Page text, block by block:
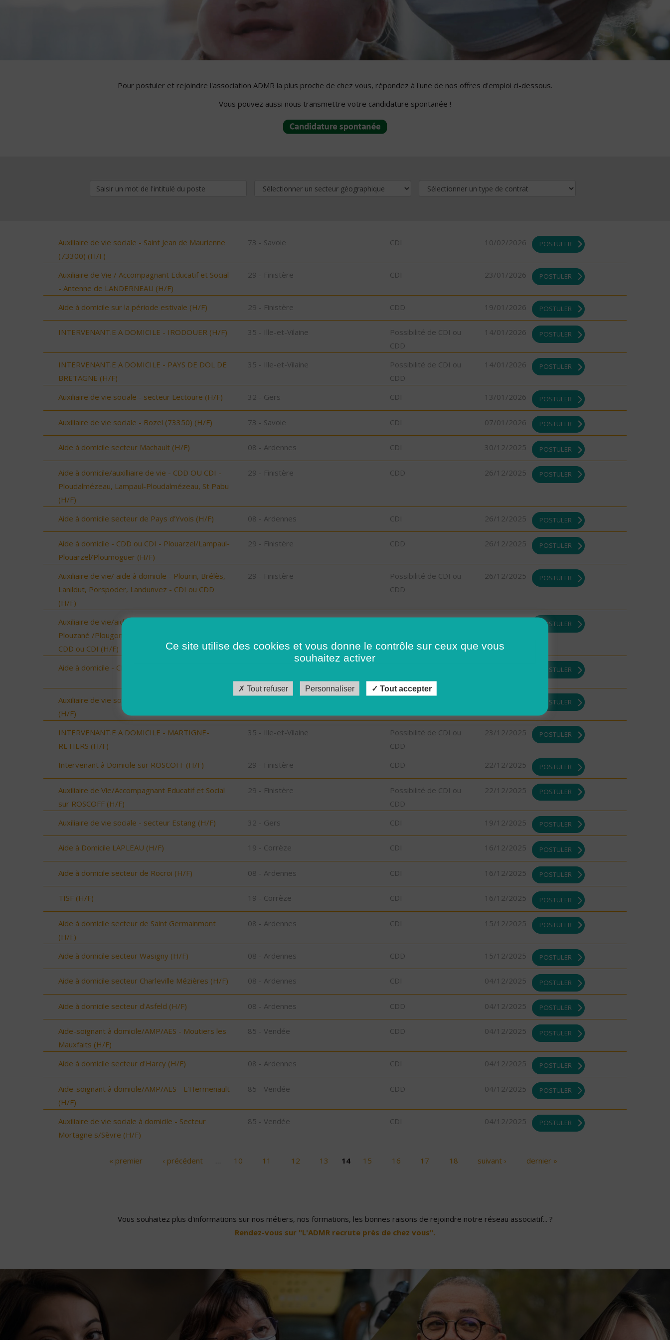
Pour postuler et rejoindre l'association ADMR la plus proche de chez vous, répondez à l'une de nos offres d'emploi ci-dessous.
Vous pouvez aussi nous transmettre votre candidature spontanée !
Auxiliaire de vie sociale - Saint Jean de Maurienne
(73300) (H/F)
73 - Savoie CDI 10/02/2026 POSTULER
Auxiliaire de Vie / Accompagnant Educatif et Social
- Antenne de LANDERNEAU (H/F)
29 - Finistère CDI 23/01/2026 POSTULER
Aide à domicile sur la période estivale (H/F) 29 - Finistère CDD 19/01/2026 POSTULER
INTERVENANT.E A DOMICILE - IRODOUER (H/F) 35 - Ille-et-Vilaine
Possibilité de CDI ou
CDD
14/01/2026 POSTULER
INTERVENANT.E A DOMICILE - PAYS DE DOL DE
BRETAGNE (H/F)
35 - Ille-et-Vilaine
Possibilité de CDI ou
CDD
14/01/2026 POSTULER
Auxiliaire de vie sociale - secteur Lectoure (H/F) 32 - Gers CDI 13/01/2026 POSTULER
Auxiliaire de vie sociale - Bozel (73350) (H/F) 73 - Savoie CDI 07/01/2026 POSTULER
Aide à domicile secteur Machault (H/F) 08 - Ardennes CDI 30/12/2025 POSTULER
Aide à domicile/auxilliaire de vie - CDD OU CDI -
Ploudalmézeau, Lampaul-Ploudalmézeau, St Pabu
(H/F)
29 - Finistère CDD 26/12/2025 POSTULER
Aide à domicile secteur de Pays d'Yvois (H/F) 08 - Ardennes CDI 26/12/2025 POSTULER
Aide à domicile - CDD ou CDI - Plouarzel/Lampaul-
Plouarzel/Ploumoguer (H/F)
29 - Finistère CDD 26/12/2025 POSTULER
Auxiliaire de vie/ aide à domicile - Plourin, Brélès,
Lanildut, Porspoder, Landunvez - CDI ou CDD
(H/F)
29 - Finistère
Possibilité de CDI ou
CDD
26/12/2025 POSTULER
Auxiliaire de vie/aide à domicile - Locmaria-
Plouzané /Plougonvelin/Le Conquet/Trébabu -
CDD ou CDI (H/F)
POSTULER
Aide à domicile - CDD ou CDI - St Renan (H/F)
CDD
POSTULER
Auxiliaire de vie sociale - secteur Vic-Fezensac
(H/F)
POSTULER
INTERVENANT.E A DOMICILE - MARTIGNE-
RETIERS (H/F)
35 - Ille-et-Vilaine
Possibilité de CDI ou
CDD
23/12/2025 POSTULER
Intervenant à Domicile sur ROSCOFF (H/F) 29 - Finistère CDD 22/12/2025 POSTULER
Auxiliaire de Vie/Accompagnant Educatif et Social
sur ROSCOFF (H/F)
29 - Finistère
Possibilité de CDI ou
CDD
22/12/2025 POSTULER
Auxiliaire de vie sociale - secteur Estang (H/F) 32 - Gers CDI 19/12/2025 POSTULER
Aide à Domicile LAPLEAU (H/F) 19 - Corrèze CDI 16/12/2025 POSTULER
Aide à domicile secteur de Rocroi (H/F) 08 - Ardennes CDI 16/12/2025 POSTULER
TISF (H/F) 19 - Corrèze CDI 16/12/2025 POSTULER
Aide à domicile secteur de Saint Germainmont
(H/F)
08 - Ardennes CDI 15/12/2025 POSTULER
Aide à domicile secteur Wasigny (H/F) 08 - Ardennes CDD 15/12/2025 POSTULER
Aide à domicile secteur Charleville Mézières (H/F) 08 - Ardennes CDI 04/12/2025 POSTULER
Aide à domicile secteur d'Asfeld (H/F) 08 - Ardennes CDD 04/12/2025 POSTULER
Aide-soignant à domicile/AMP/AES - Moutiers les
Mauxfaits (H/F)
85 - Vendée CDD 04/12/2025 POSTULER
Aide à domicile secteur d'Harcy (H/F) 08 - Ardennes CDI 04/12/2025 POSTULER
Aide-soignant à domicile/AMP/AES - L'Hermenault
(H/F)
85 - Vendée CDD 04/12/2025 POSTULER
Auxiliaire de vie sociale à domicile - Secteur
Mortagne s/Sèvre (H/F)
85 - Vendée CDI 04/12/2025 POSTULER
« premier ‹ précédent … 10 11 12 13 14 15 16 17 18 suivant › dernier »
Vous souhaitez plus d'informations sur nos métiers, nos formations, les bonnes raisons de rejoindre notre réseau associatif... ?
Rendez-vous sur "L'ADMR recrute près de chez vous".
Ce site utilise des cookies et vous donne le contrôle sur ceux que vous
souhaitez activer
Tout refuser Personnaliser Tout accepter